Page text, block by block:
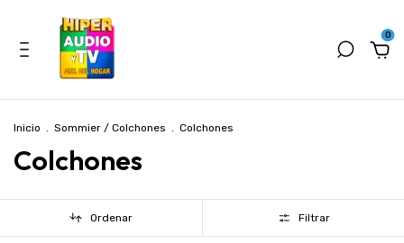
0
Inicio . Sommier / Colchones . Colchones
Colchones
Ordenar Filtrar